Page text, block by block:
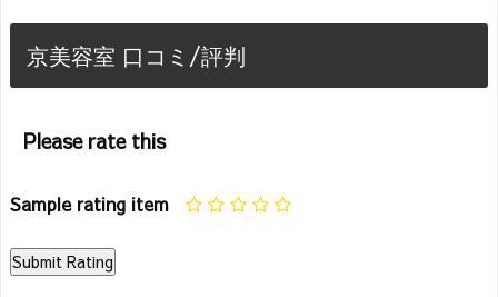
京美容室 口コミ/評判
Please rate this
Sample rating item